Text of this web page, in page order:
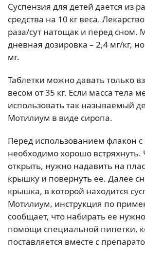
Суспензия для детей дается из
средства на 10 кг веса.
раза/сут натощак и перед сном.
дневная дозировка – 2,4 мг/кг,
мг.
Таблетки можно давать только
весом от 35 кг. Если масса тела
использовать так называемый
Мотилиум в виде сиропа.
Перед использованием флакон с
необходимо хорошо встряхнуть.
открыть, нужно надавить на
крышку и повернуть ее. Далее
крышка, в которой находится
Мотилиум, инструкция по
сообщает, что набирать ее
помощи специальной пипетки,
поставляется вместе с